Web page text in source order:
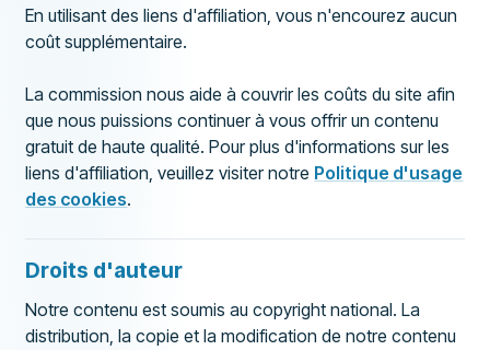
En utilisant des liens d'affiliation, vous n'encourez aucun
coût supplémentaire.
La commission nous aide à couvrir les coûts du site afin
que nous puissions continuer à vous offrir un contenu
gratuit de haute qualité. Pour plus d'informations sur les
liens d'affiliation, veuillez visiter notre Politique d'usage
des cookies.
Droits d'auteur
Notre contenu est soumis au copyright national. La
distribution, la copie et la modification de notre contenu